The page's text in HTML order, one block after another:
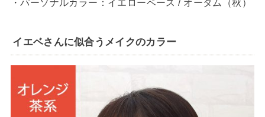
・パーソナルカラー：イエローベース / オータム（秋）
イエベさんに似合うメイクのカラー